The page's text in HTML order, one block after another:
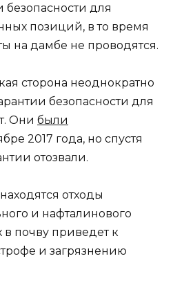
безопасности для
позиций, в то время
на дамбе не проводятся.
сторона неоднократно
безопасности для
Они были
2017 года, но спустя
отозвали.
отходы
и нафталинового
почву приведет к
и загрязнению